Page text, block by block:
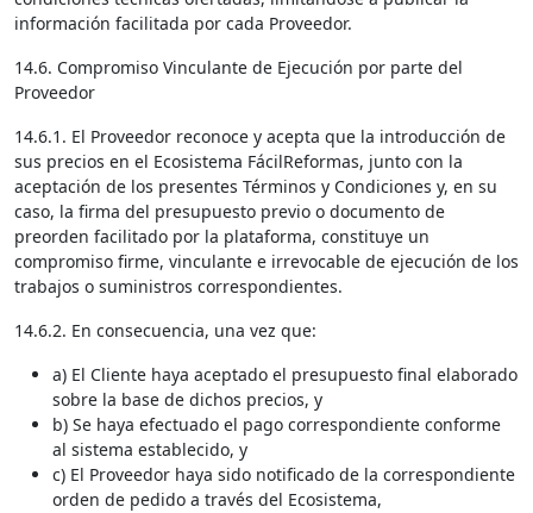
información facilitada por cada Proveedor.
14.6. Compromiso Vinculante de Ejecución por parte del
Proveedor
14.6.1. El Proveedor reconoce y acepta que la introducción de
sus precios en el Ecosistema FácilReformas, junto con la
aceptación de los presentes Términos y Condiciones y, en su
caso, la firma del presupuesto previo o documento de
preorden facilitado por la plataforma, constituye un
compromiso firme, vinculante e irrevocable de ejecución de los
trabajos o suministros correspondientes.
14.6.2. En consecuencia, una vez que:
a) El Cliente haya aceptado el presupuesto final elaborado
sobre la base de dichos precios, y
b) Se haya efectuado el pago correspondiente conforme
al sistema establecido, y
c) El Proveedor haya sido notificado de la correspondiente
orden de pedido a través del Ecosistema,